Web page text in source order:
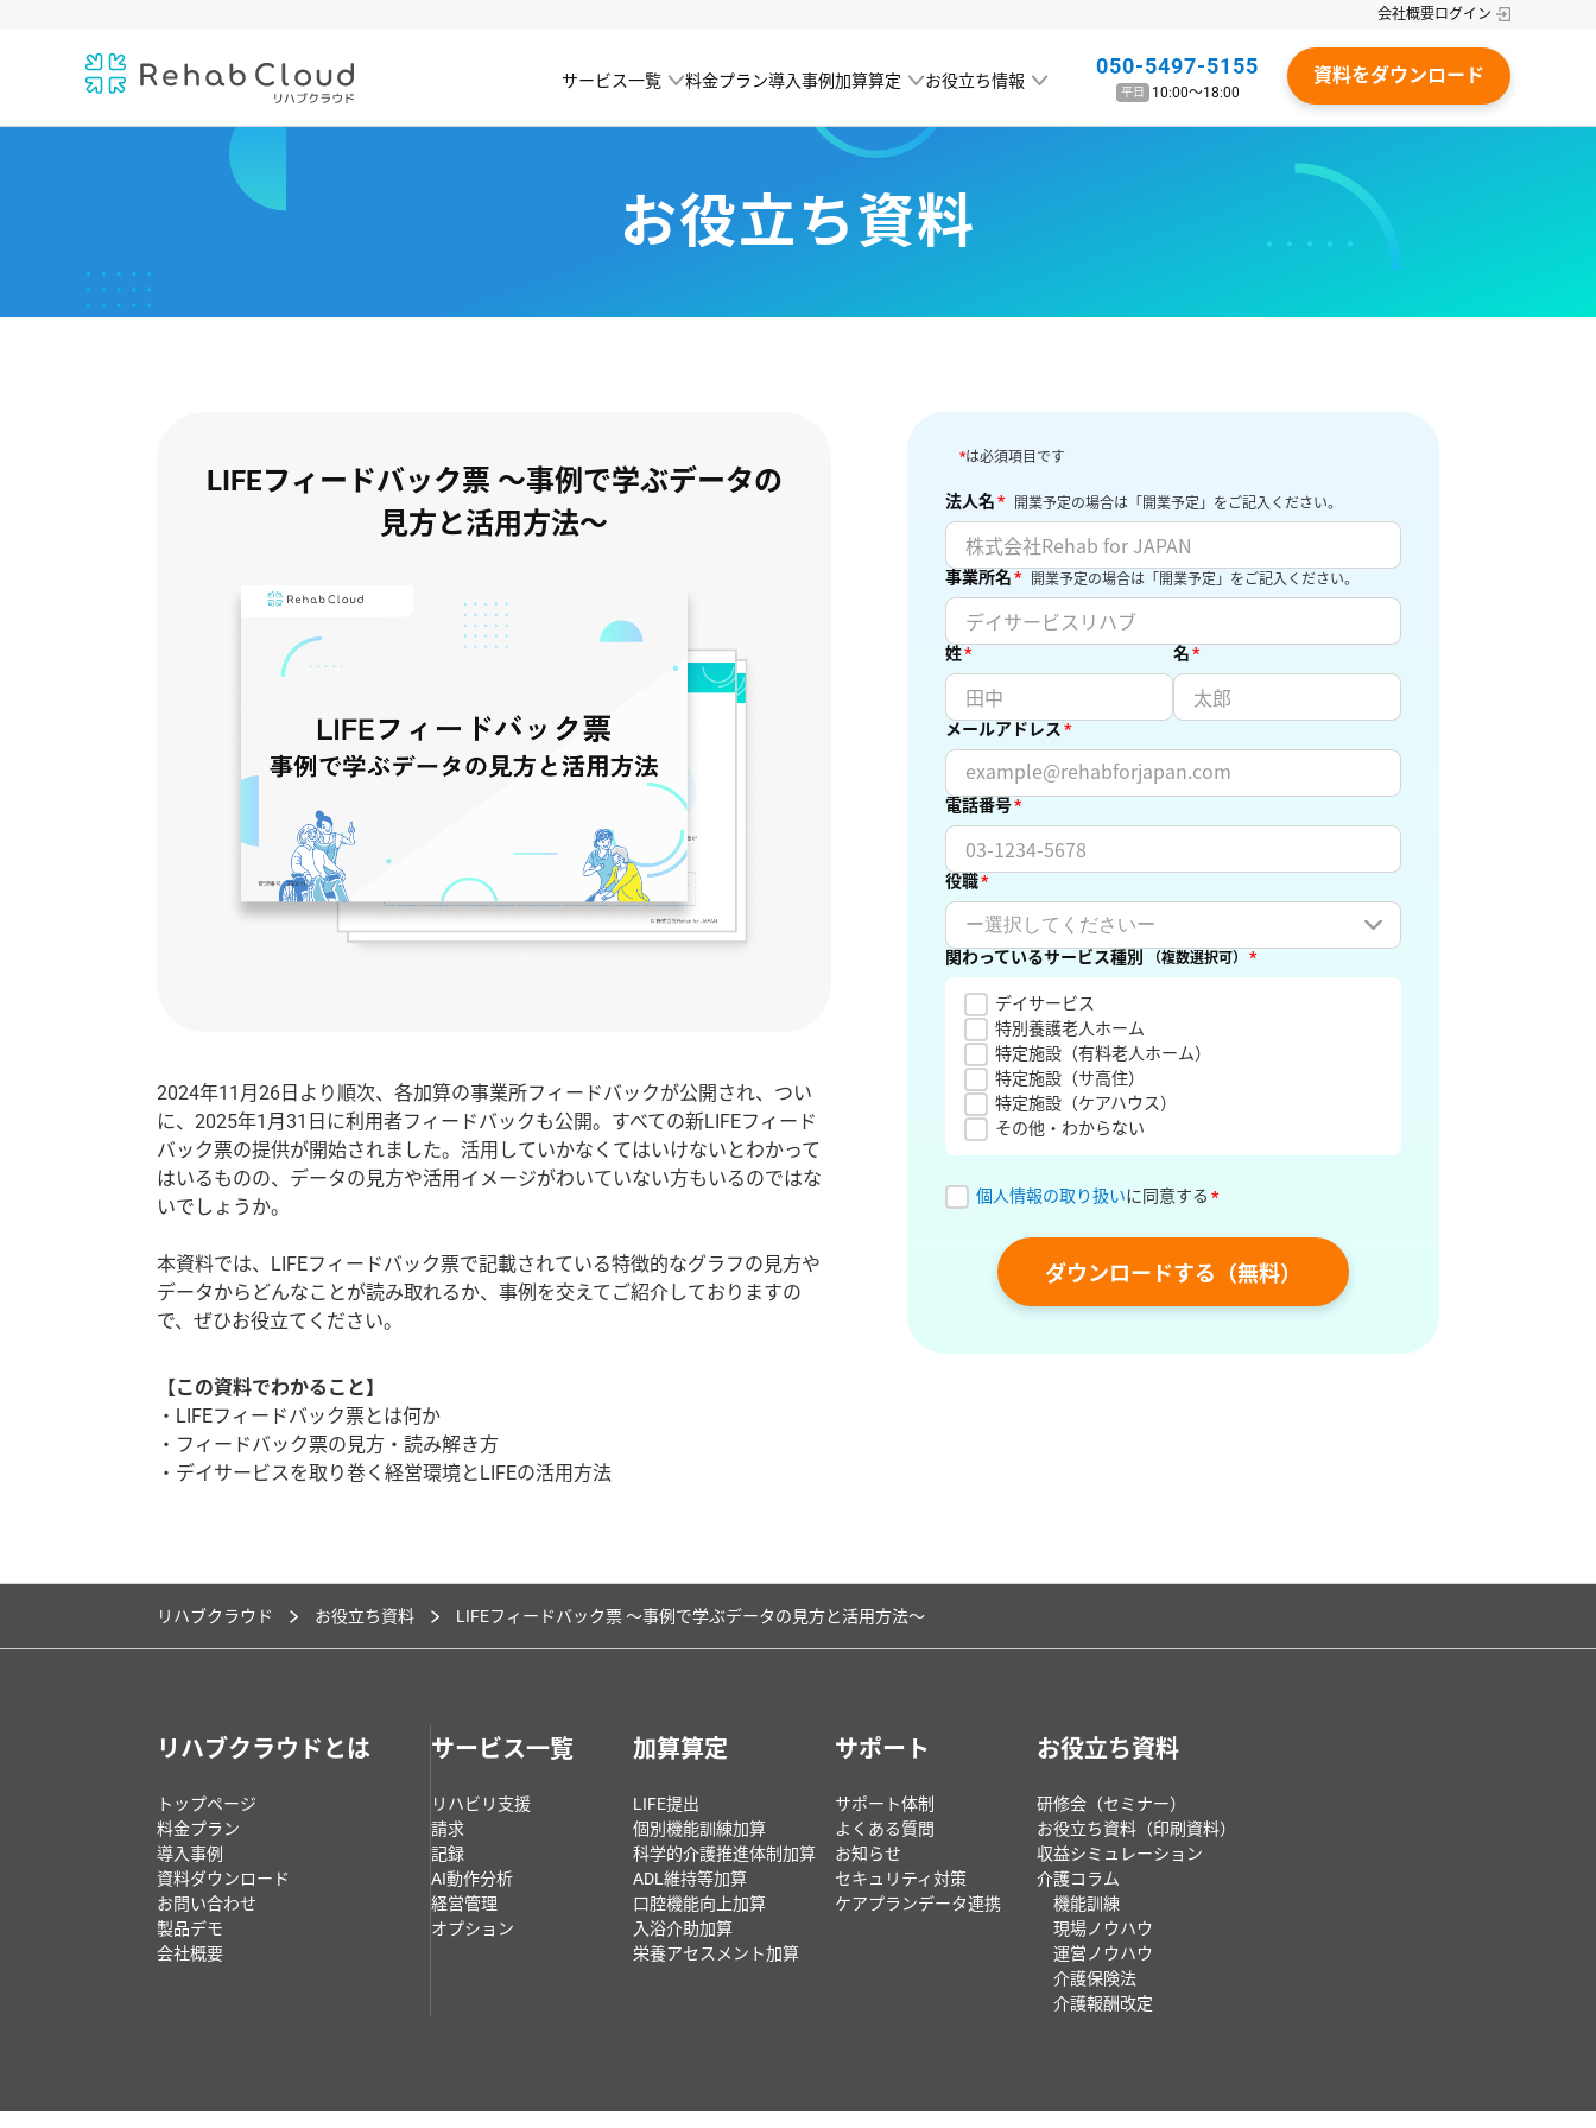
サービス一覧 料金プラン導入事例加算算定 お役立ち情報
050-5497-5155
平日 10:00〜18:00
資料をダウンロード
会社概要ログイン
お役立ち資料
LIFEフィードバック票 〜事例で学ぶデータの
見方と活用方法〜
2024年11月26日より順次、各加算の事業所フィードバックが公開され、つい
に、2025年1月31日に利用者フィードバックも公開。すべての新LIFEフィード
バック票の提供が開始されました。活用していかなくてはいけないとわかって
はいるものの、データの見方や活用イメージがわいていない方もいるのではな
いでしょうか。
本資料では、LIFEフィードバック票で記載されている特徴的なグラフの見方や
データからどんなことが読み取れるか、事例を交えてご紹介しておりますの
で、ぜひお役立てください。
【この資料でわかること】
LIFEフィードバック票とは何か
フィードバック票の見方・読み解き方
デイサービスを取り巻く経営環境とLIFEの活用方法
*は必須項目です
法人名* 開業予定の場合は「開業予定」をご記入ください。
事業所名* 開業予定の場合は「開業予定」をご記入ください。
姓* 名*
メールアドレス *
電話番号*
役職*
関わっているサービス種別 （複数選択可） *
デイサービス
特別養護老人ホーム
特定施設（有料老人ホーム）
特定施設（サ高住）
特定施設（ケアハウス）
その他・わからない
個人情報の取り扱いに同意する *
ダウンロードする（無料）
リハブクラウド お役立ち資料 LIFEフィードバック票 〜事例で学ぶデータの見方と活用方法〜
リハブクラウドとは
トップページ
料金プラン
導入事例
資料ダウンロード
お問い合わせ
製品デモ
会社概要
サービス一覧
リハビリ支援
請求
記録
AI動作分析
経営管理
オプション
加算算定
LIFE提出
個別機能訓練加算
科学的介護推進体制加算
ADL維持等加算
口腔機能向上加算
入浴介助加算
栄養アセスメント加算
サポート
サポート体制
よくある質問
お知らせ
セキュリティ対策
ケアプランデータ連携
お役立ち資料
研修会（セミナー）
お役立ち資料（印刷資料）
収益シミュレーション
介護コラム
機能訓練
現場ノウハウ
運営ノウハウ
介護保険法
介護報酬改定